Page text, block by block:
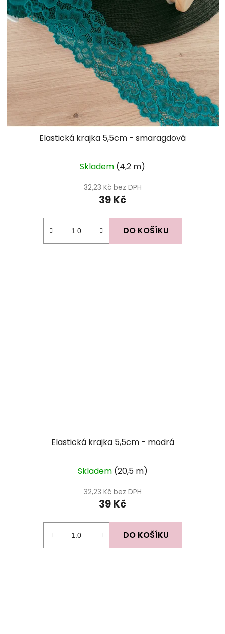
Elastická krajka 5,5cm - smaragdová
Skladem (4,2 m)
32,23 Kč bez DPH
39 Kč
DO KOŠÍKU
Elastická krajka 5,5cm - modrá
Skladem (20,5 m)
32,23 Kč bez DPH
39 Kč
DO KOŠÍKU